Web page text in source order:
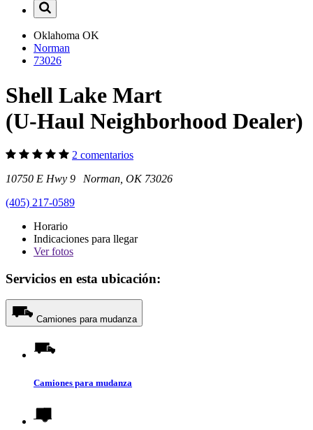
Oklahoma OK
Norman
73026
Shell Lake Mart
(U-Haul Neighborhood Dealer)
2 comentarios
10750 E Hwy 9 Norman, OK 73026
(405) 217-0589
Horario
Indicaciones para llegar
Verfotos
Servicios en esta ubicación:
Camiones para mudanza
Camiones para mudanza